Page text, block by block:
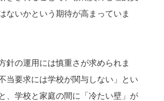
ないかという期待が高まっていま
針の運用には慎重さが求められま
当要求には学校が関与しない」とい
、学校と家庭の間に「冷たい壁」が